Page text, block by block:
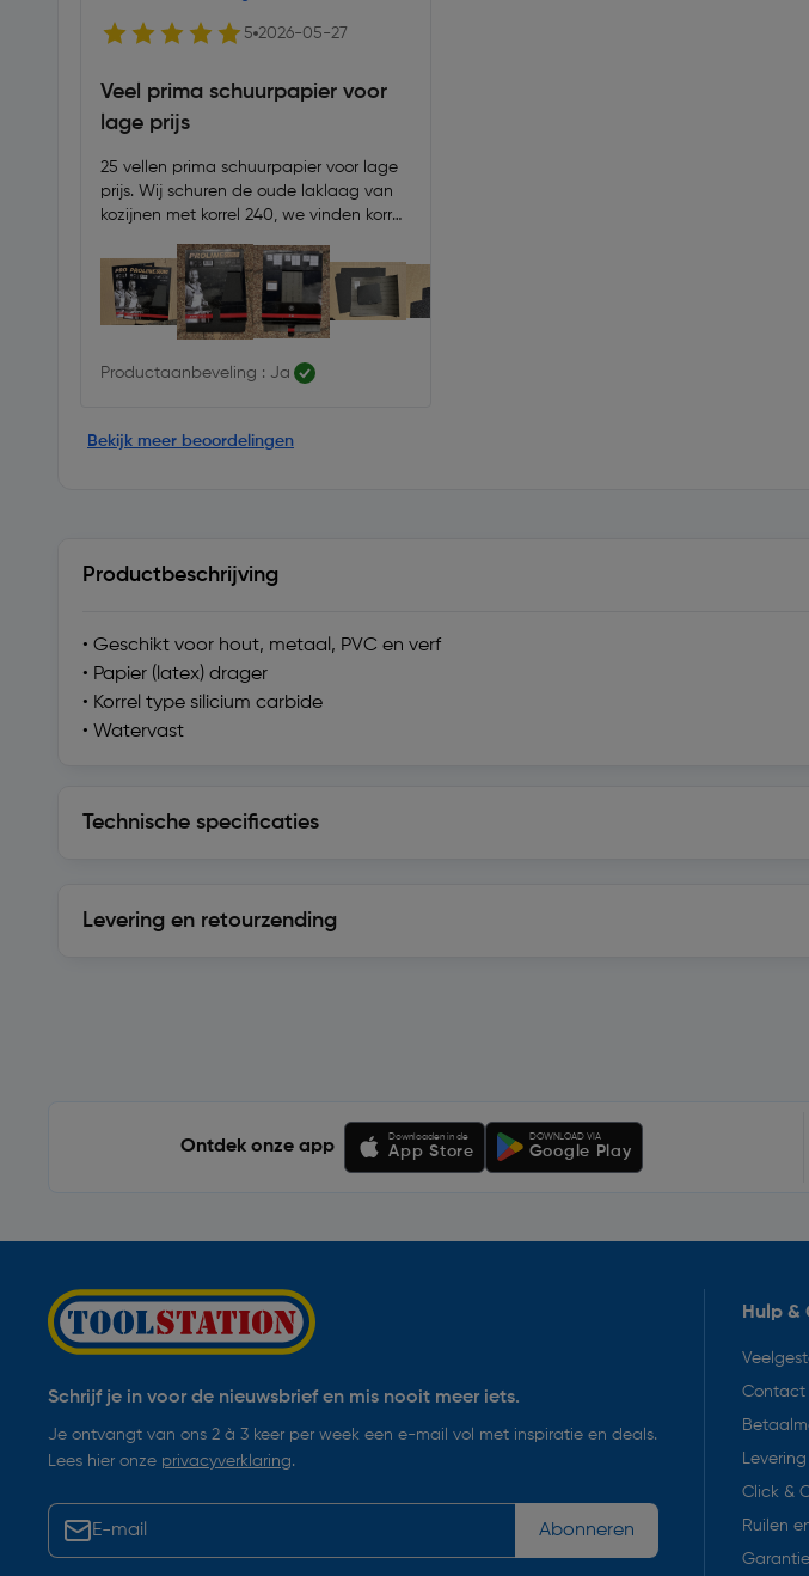
5 2026-05-27
Veel prima schuurpapier voor
lage prijs
25 vellen prima schuurpapier voor lage
prijs. Wij schuren de oude laklaag van
kozijnen met korrel 240, we vinden korrel
waterproof, slaat niet dubbel (is stevig),
schuursel is te verwijderen met bortel of
doek, waardoor langer bruikbaar. De
prijs per vel is meer dan 2x goedkoper
dan vergelijkbaar product in gewone
bouwmarkt, dus niet verder zoeken
Toolstation.
Productaanbeveling : Ja
Bekijk meer beoordelingen
Productbeschrijving
• Geschikt voor hout, metaal, PVC en verf
• Papier (latex) drager
• Korrel type silicium carbide
• Watervast
Technische specificaties
Levering en retourzending
Ontdek onze app
Downloaden in de
App Store
DOWNLOAD VIA
Google Play
Schrijf je in voor de nieuwsbrief en mis nooit meer iets.
Je ontvangt van ons 2 à 3 keer per week een e-mail vol met inspiratie en deals.
Lees hier onze privacyverklaring.
Abonneren
Hulp
Contact
Levering
Click &
Ruilen
Garantie